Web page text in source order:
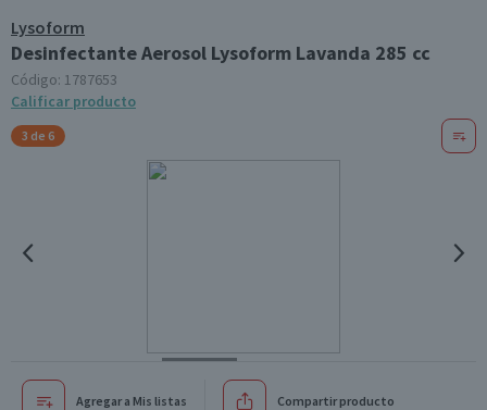
Lysoform
Desinfectante Aerosol Lysoform Lavanda 285 cc
Código: 1787653
Calificar producto
3 de 6
Agregar a Mis listas Compartir producto